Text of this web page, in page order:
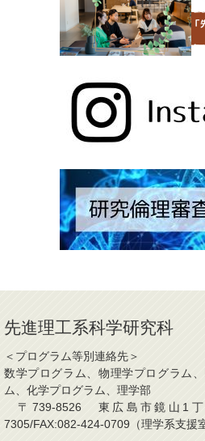
先進理工系科学研究科
＜プログラム等別連絡先＞
数学プログラム、物理学プログラム
ム、化学プログラム、理学部
〒739-8526 東広島市鏡山1
7305/FAX:082-424-0709（理学系支援室